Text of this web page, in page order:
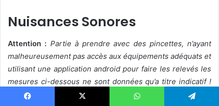
Nuisances Sonores
Attention : Partie à prendre avec des pincettes, n’ayant
malheureusement pas accès aux équipements adéquats et
utilisant une application android pour faire les relevés les
mesures ci-dessous ne sont données qu’a titre indicatif !
Les relevés ont été pris à 15cm du NAS.